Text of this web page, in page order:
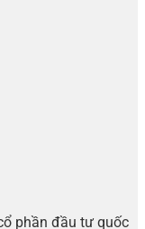
phần đầu tư quốc